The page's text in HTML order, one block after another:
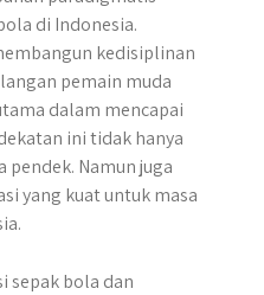
di Indonesia.
kedisiplinan
pemain muda
dalam mencapai
ini tidak hanya
pendek. Namun juga
yang kuat untuk masa
sepak bola dan